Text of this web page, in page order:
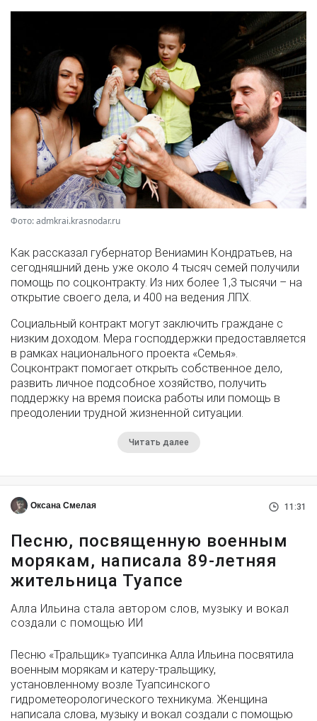
Фото: admkrai.krasnodar.ru
Как рассказал губернатор Вениамин Кондратьев, на
сегодняшний день уже около 4 тысяч семей получили
помощь по соцконтракту. Из них более 1,3 тысячи – на
открытие своего дела, и 400 на ведения ЛПХ.
Социальный контракт могут заключить граждане с
низким доходом. Мера господдержки предоставляется
в рамках национального проекта «Семья».
Соцконтракт помогает открыть собственное дело,
развить личное подсобное хозяйство, получить
поддержку на время поиска работы или помощь в
преодолении трудной жизненной ситуации.
Читать далее
Оксана Смелая 11:31
Песню, посвященную военным
морякам, написала 89-летняя
жительница Туапсе
Алла Ильина стала автором слов, музыку и вокал
создали с помощью ИИ
Песню «Тральщик» туапсинка Алла Ильина посвятила
военным морякам и катеру-тральщику,
установленному возле Туапсинского
гидрометеорологического техникума. Женщина
написала слова, музыку и вокал создали с помощью